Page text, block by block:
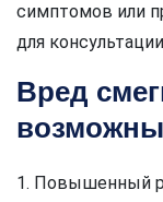
симптомов или
для
Вред
1. Повышенный